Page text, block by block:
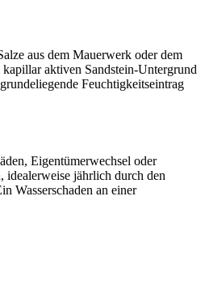
aus dem Mauerwerk oder dem
aktiven Sandstein-Untergrund
Feuchtigkeitseintrag
Eigentümerwechsel oder
idealerweise jährlich durch den
Wasserschaden an einer